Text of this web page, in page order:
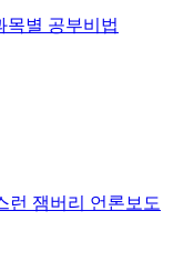
목별 공부비법
런 잼버리 언론보도